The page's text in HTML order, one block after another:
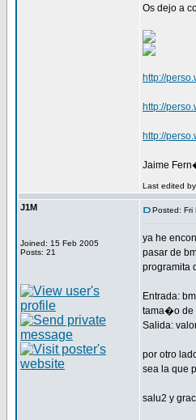
Os dejo a
http://
http://
http://
Jaime
Last edited
J1M
Joined: 15 Feb 2005
Posts: 21
Posted: Fri
ya he
pasar de
programita
Entrada:
tama�o de
Salida:
por otro
sea la que
salu2 y